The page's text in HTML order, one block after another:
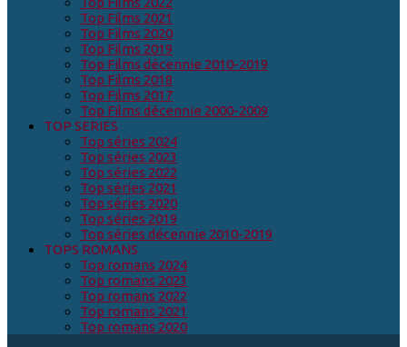
Top Films 2021
Top Films 2020
Top Films 2019
Top Films décennie 2010-2019
Top Films 2018
Top Films 2017
Top Films décennie 2000-2009
TOP SERIES
Top séries 2024
Top séries 2023
Top séries 2022
Top séries 2021
Top séries 2020
Top séries 2019
Top séries décennie 2010-2019
TOPS ROMANS
Top romans 2024
Top romans 2023
Top romans 2022
Top romans 2021
Top romans 2020